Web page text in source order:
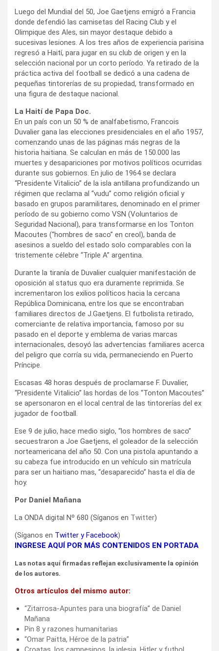
Luego del Mundial del 50, Joe Gaetjens emigró a Francia
donde defendió las camisetas del Racing Club y el
Olimpique des Ales, sin mayor destaque debido a
sucesivas lesiones. A los tres años de experiencia parisina
regresó a Haití, para jugar en su club de origen y en la
selección nacional por un corto período. Ya retirado de la
práctica activa del football se dedicó a una cadena de
pequeñas tintorerías de su propiedad, transformado en
una figura de destaque nacional.
La Haití de Papa Doc.
En un país con un 50 % de analfabetismo, Francois
Duvalier gana las elecciones presidenciales en el año 1957,
comenzando unas de las páginas más negras de la
historia haitiana. Se calculan en más de 150.000 las
muertes y desapariciones por motivos políticos ocurridas
durante sus gobiernos. En julio de 1964 se declara
“Presidente Vitalicio” de la isla antillana profundizando un
régimen que reclama al “vudu” como religión oficial y
basado en grupos paramilitares, denominado en el primer
período de su gobierno como VSN (Voluntarios de
Seguridad Nacional), para transformarse en los Tonton
Macoutes (“hombres de saco” en creol), banda de
asesinos a sueldo del estado solo comparables con la
tristemente célebre “Triple A” argentina.
Durante la tiranía de Duvalier cualquier manifestación de
oposición al status quo era duramente reprimida. Se
incrementaron los exilios políticos hacia la cercana
República Dominicana, entre los que se encontraban
familiares directos de J.Gaetjens. El futbolista retirado,
comerciante de relativa importancia, famoso por su
pasado en el deporte y emblema de varias marcas
internacionales, desoyó las advertencias familiares acerca
del peligro que corría su vida, permaneciendo en Puerto
Príncipe.
Escasas 48 horas después de proclamarse F. Duvalier,
“Presidente Vitalicio” las hordas de los “Tonton Macoutes”
se apersonaron en el local central de las tintorerías del ex
jugador de football.
Ese 9 de julio, hace medio siglo, “los hombres de saco”
secuestraron a Joe Gaetjens, el goleador de la selección
norteamericana del año 50. Con una pistola apuntando a
su cabeza fue introducido en un vehículo sin matrícula
para ser un haitiano mas, “desaparecido” hasta el día de
hoy.
Por Daniel Mañana
La ONDA digital Nº 680 (Síganos en Twitter)
(Síganos en Twitter yFacebook)
INGRESE AQUÍ POR MÁS CONTENIDOS EN PORTADA
Las notas aquí firmadas reflejan exclusivamente la opinión
de los autores.
Otros artículos del mismo autor:
“Zitarrosa-Apuntes para una biografía” de Daniel
Mañana
Pin 8 y razones humanitarias
“Omar Paitta, Héroe de la patria”